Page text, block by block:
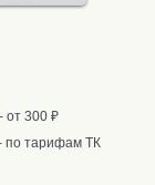
- от 300 ₽
по тарифам ТК